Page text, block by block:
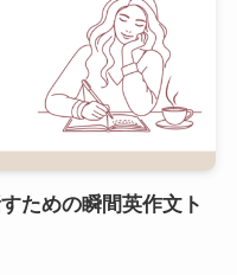
ための瞬間英作文ト